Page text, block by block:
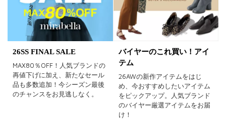
カラー
ホワイト ブラック グレー
ベージュ オレンジ
イエロー レッド
パープル グリーン ブルー
シルバー
26SS FINAL SALE
MAX80％OFF！人気ブランドの
再値下げに加え、新たなセール
品も多数追加！今シーズン最後
のチャンスをお見逃しなく。
バイヤーのこれ買い！アイ
テム
26AWの新作アイテムをはじ
め、今おすすめしたいアイテム
をピックアップ。人気ブランド
のバイヤー厳選アイテムをお届
け！